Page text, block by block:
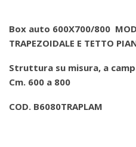
Box auto 600X700/800
TRAPEZOIDALE E TETTO
Struttura su misura, a
Cm. 600 a 800
COD. B6080TRAPLAM